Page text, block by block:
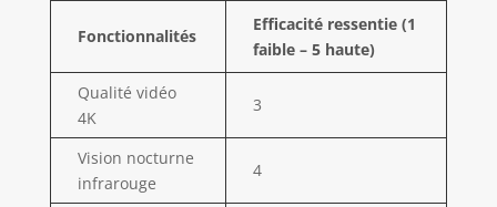
Enregistrement
pendant la charge
possible. Contenu:
Caméscope 5K, 2
USB/HDMI, sacoche,
Fonctionnalités
Efficacité ressentie (1
faible – 5 haute)
Qualité vidéo
4K
3
Vision nocturne
infrarouge
4